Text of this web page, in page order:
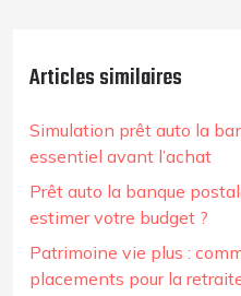
Articles similaires
Simulation prêt auto la
essentiel avant l’achat
Prêt auto la banque
estimer votre budget ?
Patrimoine vie plus :
placements pour la